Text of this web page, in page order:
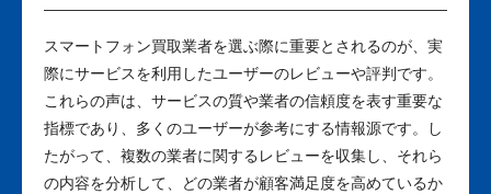
スマートフォン買取業者を選ぶ際に重要とされるのが、実
際にサービスを利用したユーザーのレビューや評判です。
これらの声は、サービスの質や業者の信頼度を表す重要な
指標であり、多くのユーザーが参考にする情報源です。し
たがって、複数の業者に関するレビューを収集し、それら
の内容を分析して、どの業者が顧客満足度を高めているか